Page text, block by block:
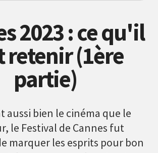
2023 : ce qu'il
retenir (1ère
partie)
aussi bien le cinéma que le
le Festival de Cannes fut
marquer les esprits pour bon